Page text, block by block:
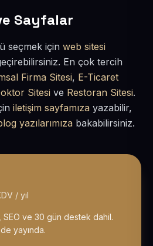
Sayfalar
seçmek için web sitesi
En çok tercih
Firma Sitesi, E-Ticaret
Sitesi ve Restoran Sitesi.
iletişim sayfamıza yazabilir,
yazılarımıza bakabilirsiniz.
/ yıl
SEO ve 30 gün destek dahil.
yayında.